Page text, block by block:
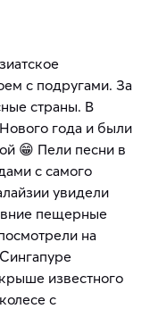
с подругами. За
страны. В
года и были
😁 Пели песни в
с самого
увидели
пещерные
на
известного
с